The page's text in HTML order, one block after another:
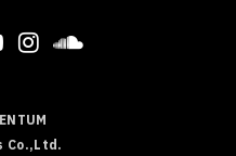
Co.,Ltd.